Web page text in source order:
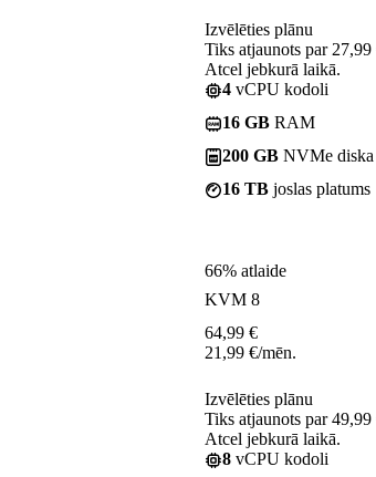
Izvēlēties plānu
Tiks atjaunots par
Atcel jebkurā laikā.
4 vCPU kodoli
16 GB RAM
200 GB NVMe diska
16 TB joslas platums
66% atlaide
KVM 8
64,99 €
21,99 €/mēn.
Izvēlēties plānu
Tiks atjaunots par
Atcel jebkurā laikā.
8 vCPU kodoli